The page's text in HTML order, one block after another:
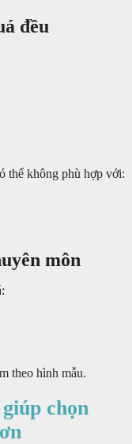
đều
thể không phù hợp với:
môn
theo hình mẫu.
chọn